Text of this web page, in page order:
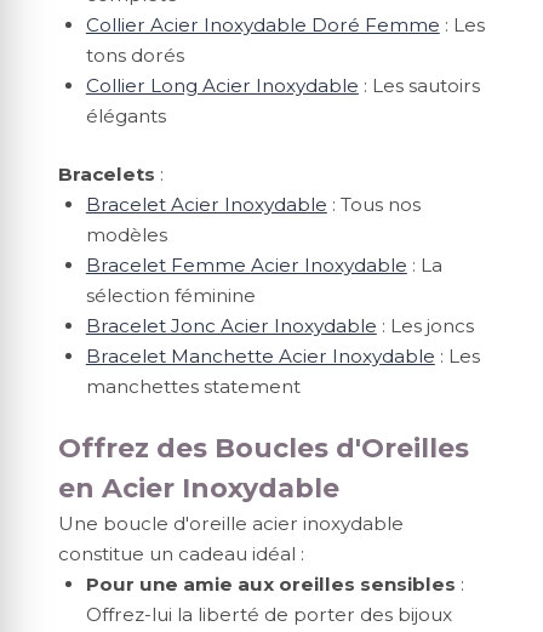
Collier Acier Inoxydable Doré Femme : Les
tons dorés
Collier Long Acier Inoxydable : Les sautoirs
élégants
Bracelets :
Bracelet Acier Inoxydable : Tous nos
modèles
Bracelet Femme Acier Inoxydable : La
sélection féminine
Bracelet Jonc Acier Inoxydable : Les joncs
Bracelet Manchette Acier Inoxydable : Les
manchettes statement
Offrez des Boucles d'Oreilles
en Acier Inoxydable
Une boucle d'oreille acier inoxydable
constitue un cadeau idéal :
Pour une amie aux oreilles sensibles :
Offrez-lui la liberté de porter des bijoux